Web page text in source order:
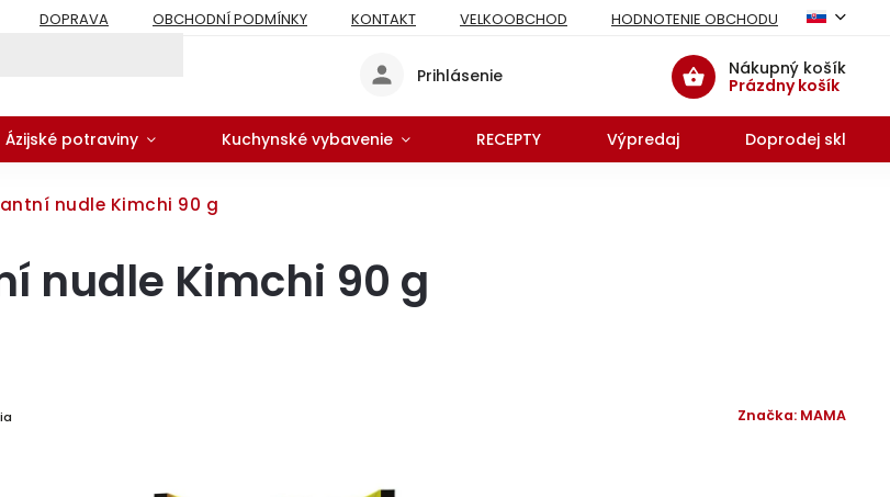
DOPRAVA OBCHODNÍ PODMÍNKY KONTAKT VELKOOBCHOD HODNOTENIE OBCHODU
Nákupný košík
Prázdny košík
Prihlásenie
Ázijské potraviny Kuchynské vybavenie RECEPTY Výpredaj Doprodej skladu
nudle Kimchi 90 g
nudle Kimchi 90 g
Značka: MAMA